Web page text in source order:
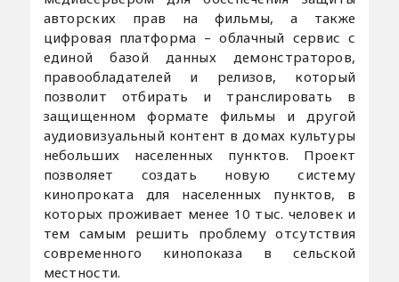
авторских прав на фильмы, а также
цифровая платформа – облачный сервис с
единой базой данных демонстраторов,
правообладателей и релизов, который
позволит отбирать и транслировать в
защищенном формате фильмы и другой
аудиовизуальный контент в домах культуры
небольших населенных пунктов. Проект
позволяет создать новую систему
кинопроката для населенных пунктов, в
которых проживает менее 10 тыс. человек и
тем самым решить проблему отсутствия
современного кинопоказа в сельской
местности.